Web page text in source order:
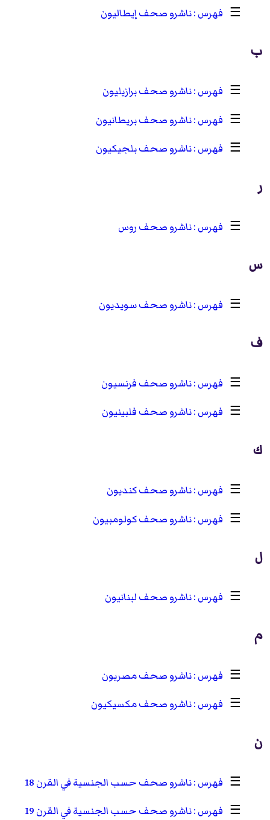
☰
ناشرو صحف إيطاليون
ب
☰
ناشرو صحف برازيليون
☰
ناشرو صحف بريطانيون
☰
ناشرو صحف بلجيكيون
ر
☰ ناشرو صحف روس
س
☰ ناشرو صحف سويديون
ف
☰
ناشرو صحف فرنسيون
☰
ناشرو صحف فلبينيون
ك
☰
ناشرو صحف كنديون
☰
ناشرو صحف كولومبيون
ل
☰ ناشرو صحف لبنانيون
م
☰
ناشرو صحف مصريون
☰
ناشرو صحف مكسيكيون
ن
☰
ناشرو صحف حسب الجنسية في القرن 18
☰
ناشرو صحف حسب الجنسية في القرن 19